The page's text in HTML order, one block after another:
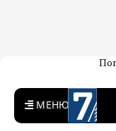
7-
Жаңылыктар —
MENU